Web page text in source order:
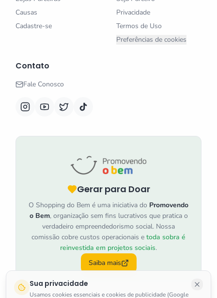
Sua privacidade
Usamos cookies essenciais e cookies de publicidade (Google
Causas
Cadastre-se
Privacidade
Termos de Uso
Preferências de cookies
Contato
Fale Conosco
Gerar para Doar
O Shopping do Bem é uma iniciativa do Promovendo
o Bem, organização sem fins lucrativos que pratica o
verdadeiro empreendedorismo social. Nossa
comissão cobre custos operacionais e toda sobra é
reinvestida em projetos sociais.
Saiba mais